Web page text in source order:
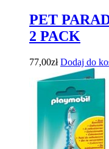
PET
2 PACK
77,00zł Dodaj do